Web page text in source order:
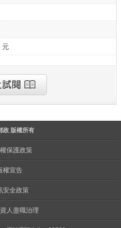
元
政 版權所有
保護政策
權宣告
安全政策
人盡職治理